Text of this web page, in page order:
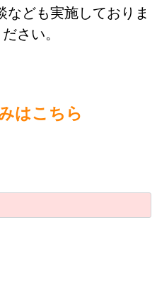
ども実施しておりま
さい。
はこちら